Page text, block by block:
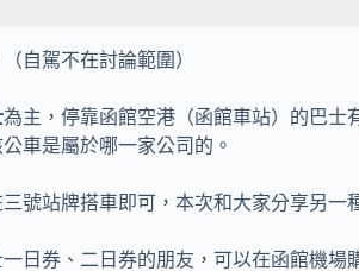
自駕不在討論範圍）
為主，停靠函館空港（函館車站）的巴士
車是屬於哪一家公司的。
號站牌搭車即可，本次和大家分享另一
日券、二日券的朋友，可以在函館機場